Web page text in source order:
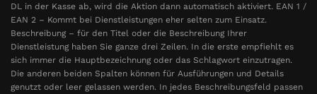
DL in der Kasse ab, wird die Aktion dann automatisch aktiviert. EAN 1 /
EAN 2 – Kommt bei Dienstleistungen eher selten zum Einsatz.
Beschreibung – für den Titel oder die Beschreibung Ihrer
Dienstleistung haben Sie ganze drei Zeilen. In die erste empfiehlt es
sich immer die Hauptbezeichnung oder das Schlagwort einzutragen.
Die anderen beiden Spalten können für Ausführungen und Details
genutzt oder leer gelassen werden. In jedes Beschreibungsfeld passen